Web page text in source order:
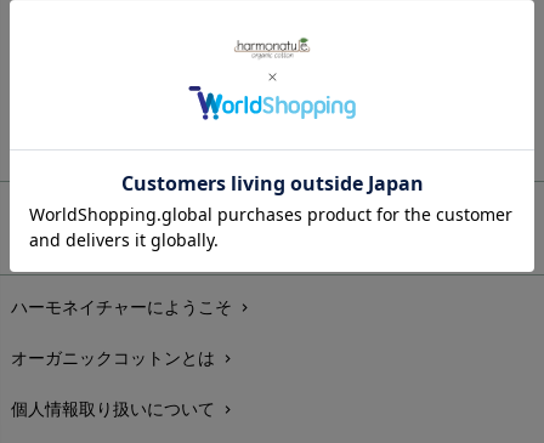
ギフトラッピングchevron_right
お支払い方法
配送と送料chevron_right
在庫状況と発送予定chevron_right
サイズ・寸法chevron_right
ハーモネイチャーについて
ハーモネイチャーにようこそ chevron_right
オーガニックコットンとは chevron_right
個人情報取り扱いについて chevron_right